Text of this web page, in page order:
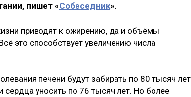
пишет «Собеседник».
приводят к ожирению, да и объёмы
это способствует увеличению числа
печени будут забирать по 80 тысяч лет
уносить по 76 тысяч лет. Но более